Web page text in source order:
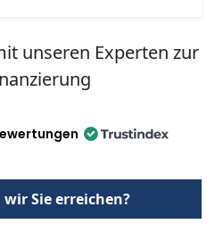
unseren Experten zur
Sie erreichen?